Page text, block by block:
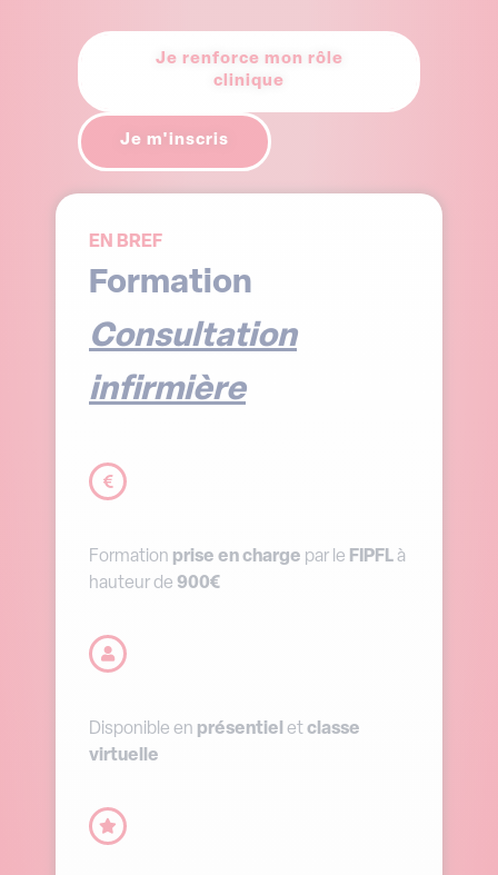
Je renforce mon rôle
clinique
Je m'inscris
EN BREF
Formation
Consultation
infirmière
Formation prise en charge par le FIPFLà
hauteur de 900€
Disponible en présentiel etclasse
virtuelle